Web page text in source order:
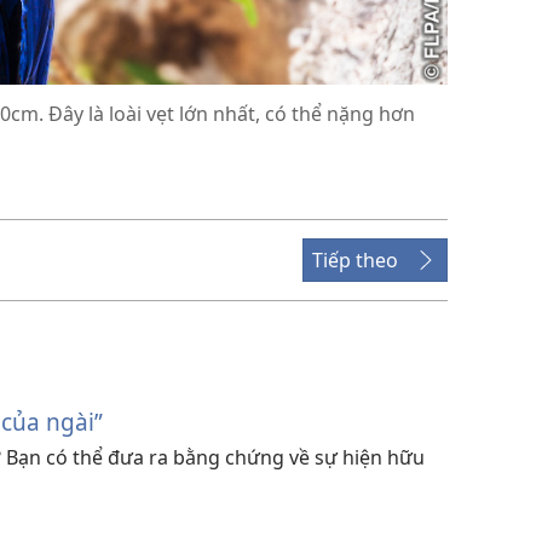
Đây là loài vẹt lớn nhất, có thể nặng hơn
Tiếp theo
ngài”
có thể đưa ra bằng chứng về sự hiện hữu